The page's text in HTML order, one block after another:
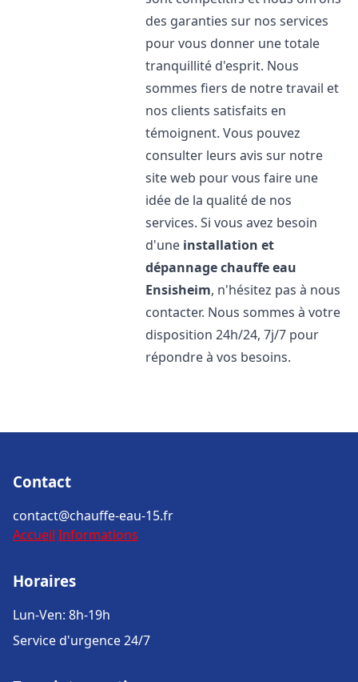
des garanties sur nos services
pour vous donner une totale
tranquillité d'esprit. Nous
sommes fiers de notre travail et
nos clients satisfaits en
témoignent. Vous pouvez
consulter leurs avis sur notre
site web pour vous faire une
idée de la qualité de nos
services. Si vous avez besoin
d'une installation et
dépannage chauffe eau
Ensisheim, n'hésitez pas à nous
contacter. Nous sommes à votre
disposition 24h/24, 7j/7 pour
répondre à vos besoins.
Contact
contact@chauffe-eau-15.fr
Accueil Informations
Horaires
Lun-Ven: 8h-19h
Service d'urgence 24/7